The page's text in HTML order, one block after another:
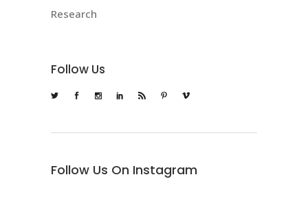
Research
Follow Us
Follow Us On Instagram